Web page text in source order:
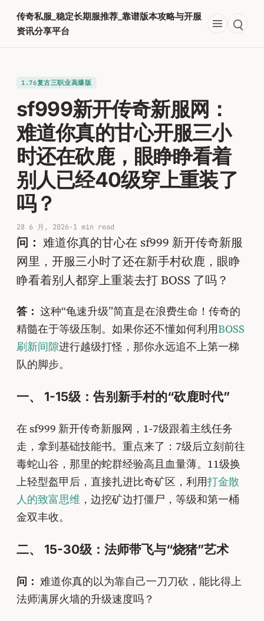
内
传奇私服_稳定长期服推荐_靠谱版本攻略与开服
资讯分享平台
1.76复古三职业高爆版
sf999新开传奇新服网：
难道你真的甘心开服三小
时还在砍鹿，眼睁睁看着
别人已经40级穿上重装了
吗？
28 6 月, 2026·1 min read
问： 难道你真的甘心在 sf999 新开传奇新服
网里，开服三小时了还在新手村砍鹿，眼睁
睁看着别人都穿上重装去打 BOSS 了吗？
答： 这种“龟速升级”简直是在浪费生命！传奇的
精髓在于等级压制。如果你还不懂如何利用BOSS
刷新间隙进行越级打怪，那你永远追不上第一梯
队的脚步。
一、 1-15级：告别新手村的“砍鹿时代”
在 sf999 新开传奇新服网，1-7级跟着主线任务
走，拿到基础技能书。重点来了：7级后立刻前往
毒蛇山谷，那里的蛇群经验高且血量薄。11级换
上轻型盔甲后，直接扎进比奇矿区，利用打金散
人的致富思维 ，边挖矿边打僵尸，等级和第一桶
金双丰收。
二、 15-30级：法师带飞与“烧猪”艺术
问： 难道你真的以为靠自己一刀刀砍，能比得上
法师满屏火墙的升级速度吗？